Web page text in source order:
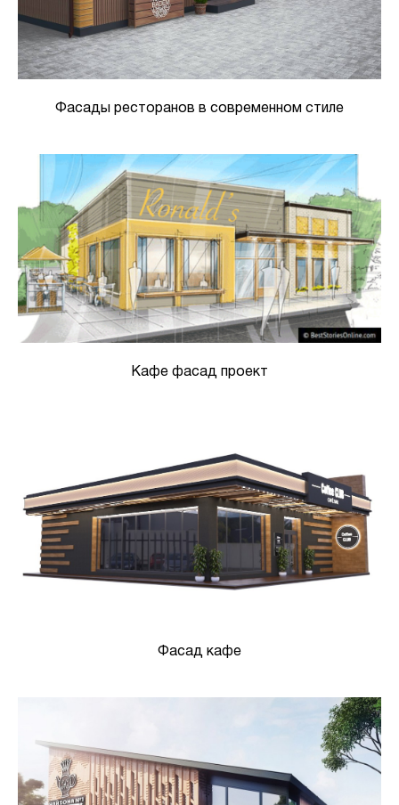
Фасады ресторанов в современном стиле
Кафе фасад проект
Фасад кафе